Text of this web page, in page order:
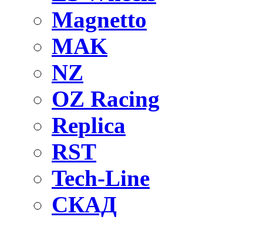
Magnetto
MAK
NZ
OZ Raсing
Replica
RST
Tech-Line
СКАД